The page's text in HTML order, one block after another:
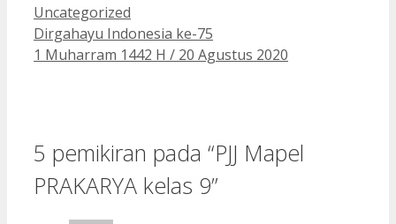
Kategori
Uncategorized
Dirgahayu Indonesia ke-75
1 Muharram 1442 H / 20 Agustus 2020
5 pemikiran pada “PJJ Mapel
PRAKARYA kelas 9”